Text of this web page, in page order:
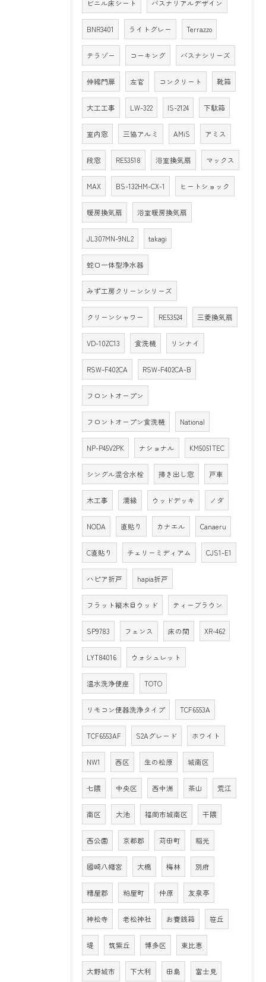
ビニル床シート バスナリアルデザイン
BNR3401 ライトグレー Terrazzo
テラゾー コーキング バスナシリーズ
伸縮門扉 左官 コンクリート 靴箱
大工工事 LW-322 IS-2124 下駄箱
室内窓 三協アルミ AMiS アミス
段窓 RE53518 浴室換気扇 マックス
MAX BS-132HM-CX-1 ヒートショック
暖房換気扇 浴室暖房換気扇
JL307MN-9NL2 takagi
蛇口一体型浄水器
みず工房クリーンシリーズ
クリーンシャワー RE53524 三菱換気扇
VD-10ZC13 食洗機 リンナイ
RSW-F402CA RSW-F402CA-B
フロントオープン
フロントオープン食洗機 National
NP-P45V2PK ナショナル KM5051TEC
シングル混合水栓 掃き出し窓 戸車
木工事 濡縁 ウッドデッキ ノダ
NODA 直貼り カナエル Canaeru
C直貼り チェリーミディアム CJS1-E1
ハピア折戸 hapia折戸
フラット縦木目ウッド ティーブラウン
SP9783 フェンス 床の間 XR-462
LYT84016 ウォシュレット
温水洗浄便座 TOTO
リモコン便器洗浄タイプ TCF6553A
TCF6553AF S2Aグレード ホワイト
NW1 西区 生の松原 城南区
七隈 中央区 西中洲 茶山 荒江
南区 大池 福岡市城南区 干隈
西公園 京都郡 苅田町 稲光
國崎八幡宮 大橋 梅林 別府
糟屋郡 粕屋町 仲原 友泉亭
神松寺 老松神社 お賽銭箱 笹丘
堤 筑紫丘 博多区 東比恵
大野城市 下大利 田島 富士見